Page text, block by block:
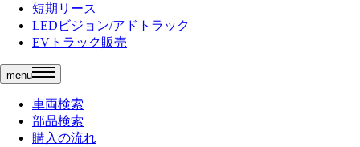
短期リース
LEDビジョン/アドトラック
EVトラック販売
menu
車両検索
部品検索
購入の流れ